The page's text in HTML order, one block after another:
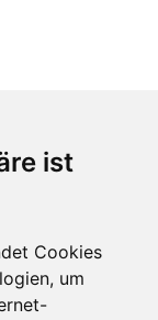
ist
Cookies
um